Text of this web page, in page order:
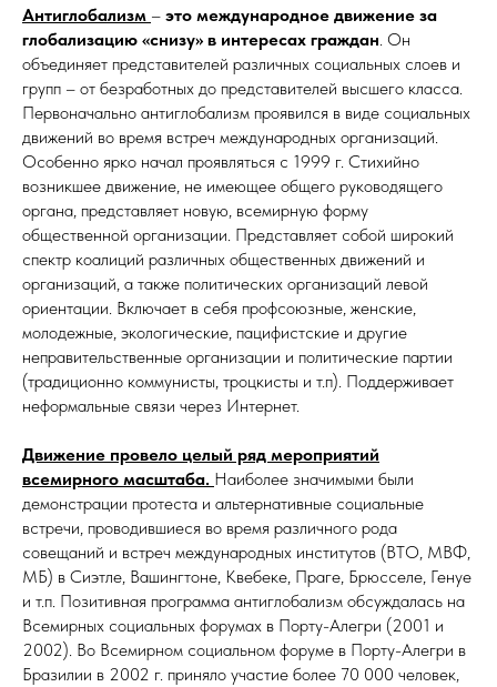
Антиглобализм – это международное движение за
глобализацию «снизу» в интересах граждан. Он
объединяет представителей различных социальных слоев и
групп – от безработных до представителей высшего класса.
Первоначально антиглобализм проявился в виде социальных
движений во время встреч международных организаций.
Особенно ярко начал проявляться с 1999 г. Стихийно
возникшее движение, не имеющее общего руководящего
органа, представляет новую, всемирную форму
общественной организации. Представляет собой широкий
спектр коалиций различных общественных движений и
организаций, а также политических организаций левой
ориентации. Включает в себя профсоюзные, женские,
молодежные, экологические, пацифистские и другие
неправительственные организации и политические партии
(традиционно коммунисты, троцкисты и т.п). Поддерживает
неформальные связи через Интернет.
Движение провело целый ряд мероприятий
всемирного масштаба. Наиболее значимыми были
демонстрации протеста и альтернативные социальные
встречи, проводившиеся во время различного рода
совещаний и встреч международных институтов (ВТО, МВФ,
МБ) в Сиэтле, Вашингтоне, Квебеке, Праге, Брюсселе, Генуе
и т.п. Позитивная программа антиглобализм обсуждалась на
Всемирных социальных форумах в Порту-Алегри (2001 и
2002). Во Всемирном социальном форуме в Порту-Алегри в
Бразилии в 2002 г. приняло участие более 70 000 человек,